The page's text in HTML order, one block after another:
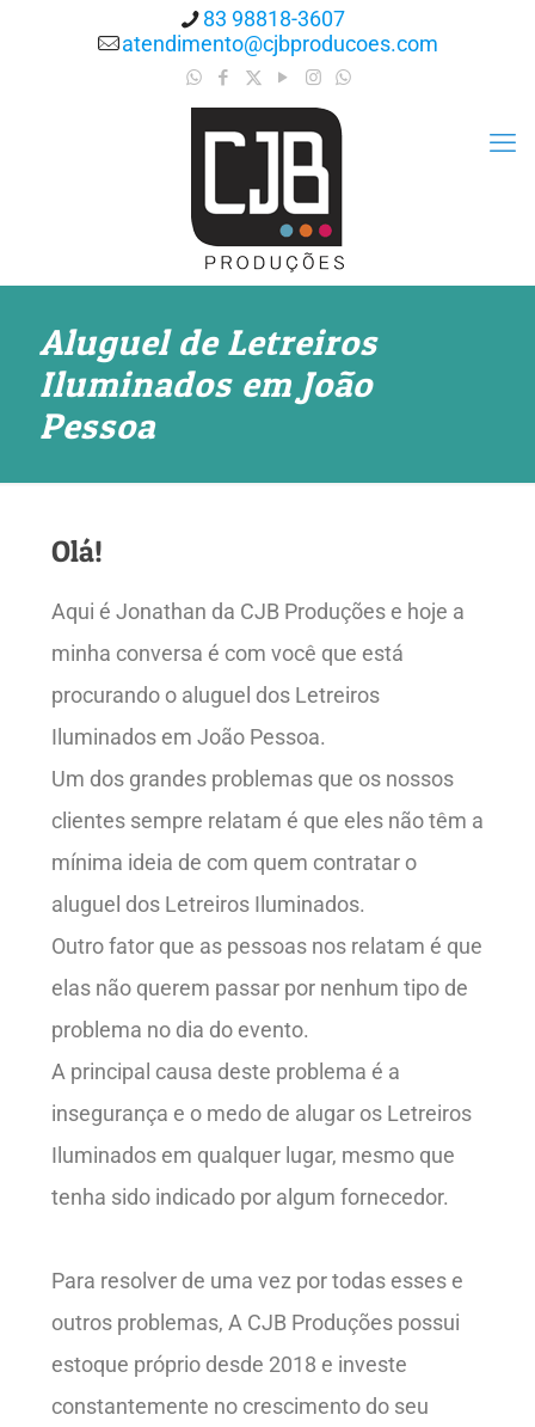
83 98818-3607
atendimento@cjbproducoes.com
Aluguel de Letreiros
Iluminados em João
Pessoa
Olá!
Aqui é Jonathan da CJB Produções e hoje a
minha conversa é com você que está
procurando o aluguel dos Letreiros
Iluminados em João Pessoa.
Um dos grandes problemas que os nossos
clientes sempre relatam é que eles não têm a
mínima ideia de com quem contratar o
aluguel dos Letreiros Iluminados.
Outro fator que as pessoas nos relatam é que
elas não querem passar por nenhum tipo de
problema no dia do evento.
A principal causa deste problema é a
insegurança e o medo de alugar os Letreiros
Iluminados em qualquer lugar, mesmo que
tenha sido indicado por algum fornecedor.
Para resolver de uma vez por todas esses e
outros problemas, A CJB Produções possui
estoque próprio desde 2018 e investe
constantemente no crescimento do seu